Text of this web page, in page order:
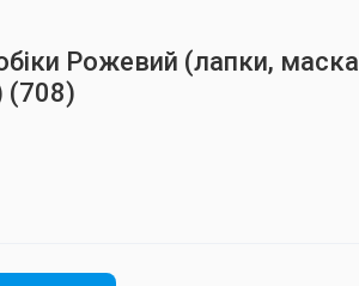
Рожевий (лапки, маска
(708)